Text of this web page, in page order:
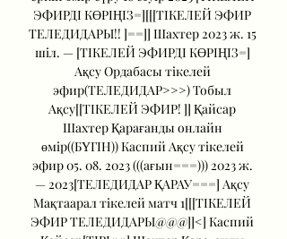
ЭФИРДІ КӨРІҢІЗ=][[[ТІКЕЛЕЙ ЭФИР
ТЕЛЕДИДАРЫ!! ]==]] Шахтер 2023 ж. 15
шіл. — [ТІКЕЛЕЙ ЭФИРДІ КӨРІҢІЗ=]
Ақсу Ордабасы тікелей
эфир(ТЕЛЕДИДАР>>>) Тобыл
Ақсу[[ТІКЕЛЕЙ ЭФИР! ]] Қайсар
Шахтер Қарағанды онлайн
өмір((БҮГІН)) Каспий Ақсу тікелей
эфир 05. 08. 2023 (((ағын===))) 2023 ж.
— 2023[ТЕЛЕДИДАР ҚАРАУ===] Ақсу
Мақтаарал тікелей матч 1[[[ТІКЕЛЕЙ
ЭФИР ТЕЛЕДИДАРЫ@@@]]<] Каспий